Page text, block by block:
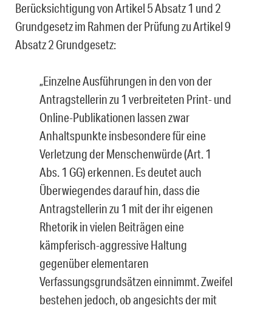
Berücksichtigung von Artikel 5 Absatz 1 und 2
Grundgesetz im Rahmen der Prüfung zu Artikel 9
Absatz 2 Grundgesetz:
„Einzelne Ausführungen in den von der
Antragstellerin zu 1 verbreiteten Print- und
Online-Publikationen lassen zwar
Anhaltspunkte insbesondere für eine
Verletzung der Menschenwürde (Art. 1
Abs. 1 GG) erkennen. Es deutet auch
Überwiegendes darauf hin, dass die
Antragstellerin zu 1 mit der ihr eigenen
Rhetorik in vielen Beiträgen eine
kämpferisch-aggressive Haltung
gegenüber elementaren
Verfassungsgrundsätzen einnimmt. Zweifel
bestehen jedoch, ob angesichts der mit